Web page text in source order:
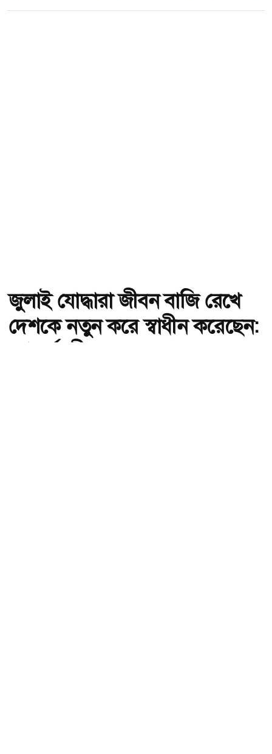
জুলাই যোদ্ধারা জীবন বাজি রেখে
দেশকে নতুন করে স্বাধীন করেছেন: